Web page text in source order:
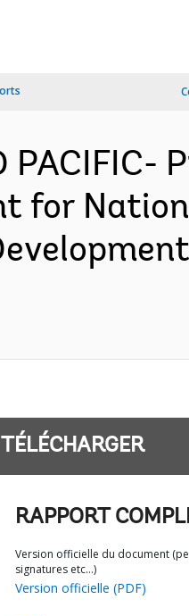
for
TÉLÉCHARGER
RAPPORT
Version officielle du document
signatures etc…)
Version officielle (PDF)